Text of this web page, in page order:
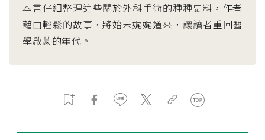
本書仔細整理這些關於外科手術的種種史料，作者
藉由輕鬆的故事，將始末娓娓道來，讓讀者重回醫
學啟蒙的年代。